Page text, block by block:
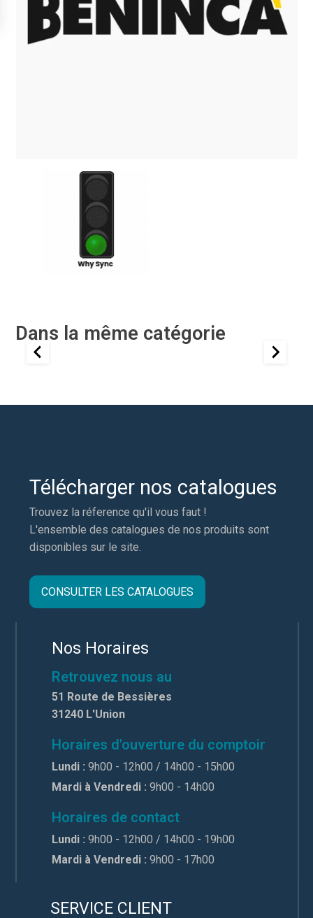
Dans la même catégorie
Télécharger nos catalogues
Trouvez la réference qu'il vous faut !
L'ensemble des catalogues de nos produits sont
disponibles sur le site.
CONSULTER LES CATALOGUES
Nos Horaires
Retrouvez nous au
51 Route de Bessières
31240 L'Union
Horaires d'ouverture du comptoir
Lundi : 9h00 - 12h00 / 14h00 - 15h00
Mardi à Vendredi : 9h00 - 14h00
Horaires de contact
Lundi : 9h00 - 12h00 / 14h00 - 19h00
Mardi à Vendredi : 9h00 - 17h00
SERVICE CLIENT